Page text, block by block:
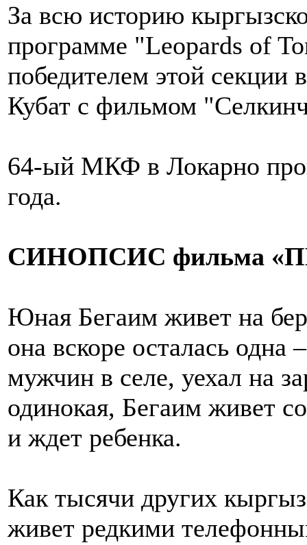
За всю историю
программе "Leopards of
победителем этой
Кубат с фильмом
64-ый МКФ в Локарно
года.
СИНОПСИС фильма
Юная Бегаим живет на
она вскоре осталась
мужчин в селе, уехал на
одинокая, Бегаим живет
и ждет ребенка.
Как тысячи других
живет редкими